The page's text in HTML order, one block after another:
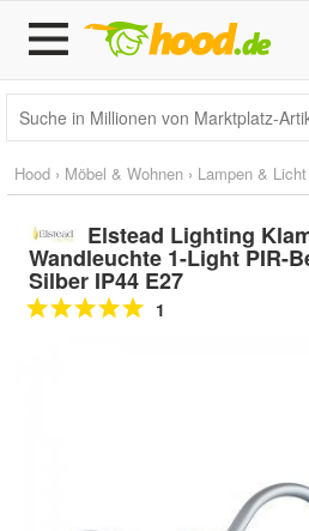
Hood › Möbel & Wohnen › Lampen & Licht
Elstead Lighting
Wandleuchte 1-Light PIR-
Silber IP44 E27
1